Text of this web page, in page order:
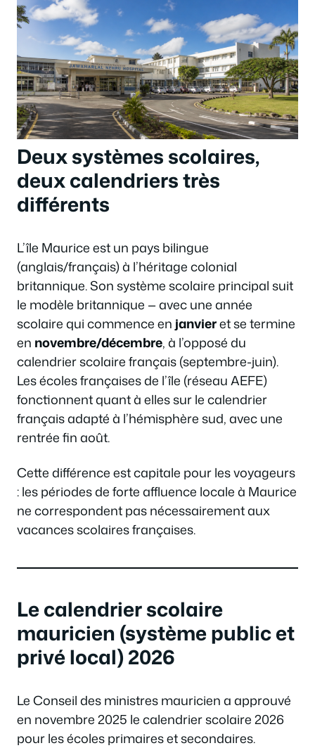
Deux systèmes scolaires,
deux calendriers très
différents
L’île Maurice est un pays bilingue
(anglais/français) à l’héritage colonial
britannique. Son système scolaire principal suit
le modèle britannique — avec une année
scolaire qui commence en janvieret se termine
en novembre/décembre, à l’opposé du
calendrier scolaire français (septembre-juin).
Les écoles françaises de l’île (réseau AEFE)
fonctionnent quant à elles sur le calendrier
français adapté à l’hémisphère sud, avec une
rentrée fin août.
Cette différence est capitale pour les voyageurs
: les périodes de forte affluence locale à Maurice
ne correspondent pas nécessairement aux
vacances scolaires françaises.
Le calendrier scolaire
mauricien (système public et
privé local) 2026
Le Conseil des ministres mauricien a approuvé
en novembre 2025 le calendrier scolaire 2026
pour les écoles primaires et secondaires.